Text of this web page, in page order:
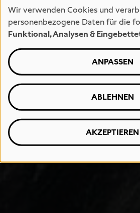
Wir verwenden Cookies und
personenbezogene Daten für die
Funktional, Analysen &
ANPASSEN
ABLEHNEN
AKZEPTIEREN